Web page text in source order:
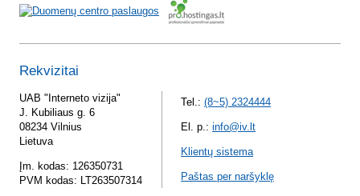
Rekvizitai
UAB "Interneto vizija"
J. Kubiliaus g. 6
08234 Vilnius
Lietuva
Įm. kodas: 126350731
PVM kodas: LT263507314
Tel.: (8~5) 2324444
El. p.: info@iv.lt
Klientų sistema
Paštas per naršyklę